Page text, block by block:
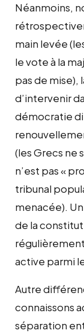
Néanmoins,
main levée
le vote à la
pas de mise),
d’intervenir
démocratie
(les Grecs ne
n’est pas «
tribunal
menacée).
de la
active parmi
Autre
connaissons
séparation